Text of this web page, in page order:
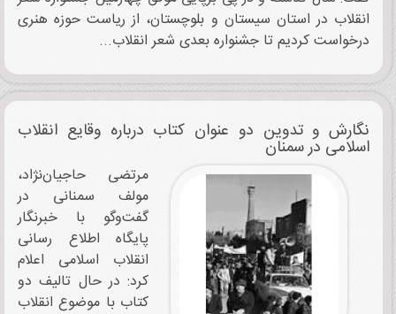
انقلاب در استان سیستان و بلوچستان، از ریاست حوزه هنری
درخواست کردیم تا جشنواره بعدی شعر انقلاب...
نگارش و تدوین دو عنوان کتاب درباره وقایع انقلاب
اسلامی در سمنان
مرتضی حاجیان‌نژاد،
مولف سمنانی در
گفت‌وگو با خبرنگار
پایگاه اطلاع رسانی
انقلاب اسلامی اعلام
کرد: در حال تالیف دو
کتاب با موضوع انقلاب